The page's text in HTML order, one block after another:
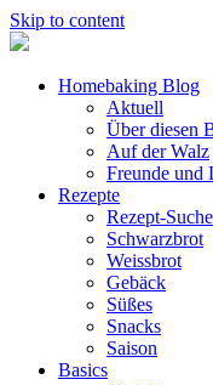
Skip to content
Homebaking Blog
Aktuell
Über diesen
Auf der Walz
Freunde und
Rezepte
Rezept-Suche
Schwarzbrot
Weissbrot
Gebäck
Süßes
Snacks
Saison
Basics